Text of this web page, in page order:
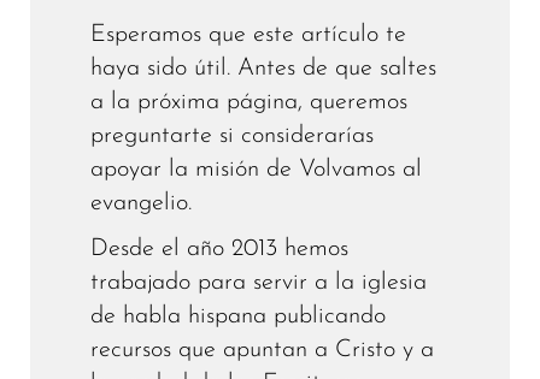
Esperamos que este artículo te
haya sido útil. Antes de que saltes
a la próxima página, queremos
preguntarte si considerarías
apoyar la misión de Volvamos al
evangelio.
Desde el año 2013 hemos
trabajado para servir a la iglesia
de habla hispana publicando
recursos que apuntan a Cristo y a